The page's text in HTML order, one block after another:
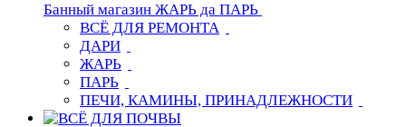
Банный магазин ЖАРЬ да ПАРЬ
ВСЁ ДЛЯ РЕМОНТА
ДАРИ
ЖАРЬ
ПАРЬ
ПЕЧИ, КАМИНЫ, ПРИНАДЛЕЖНОСТИ